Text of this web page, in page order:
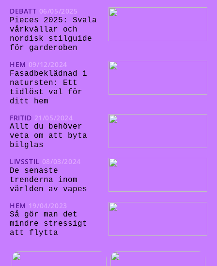
DEBATT 06/05/2025
Pieces 2025: Svala
vårkvällar och
nordisk stilguide
för garderoben
HEM 09/12/2024
Fasadbeklädnad i
natursten: Ett
tidlöst val för
ditt hem
FRITID 21/05/2024
Allt du behöver
veta om att byta
bilglas
LIVSSTIL 08/03/2024
De senaste
trenderna inom
världen av vapes
HEM 19/04/2023
Så gör man det
mindre stressigt
att flytta